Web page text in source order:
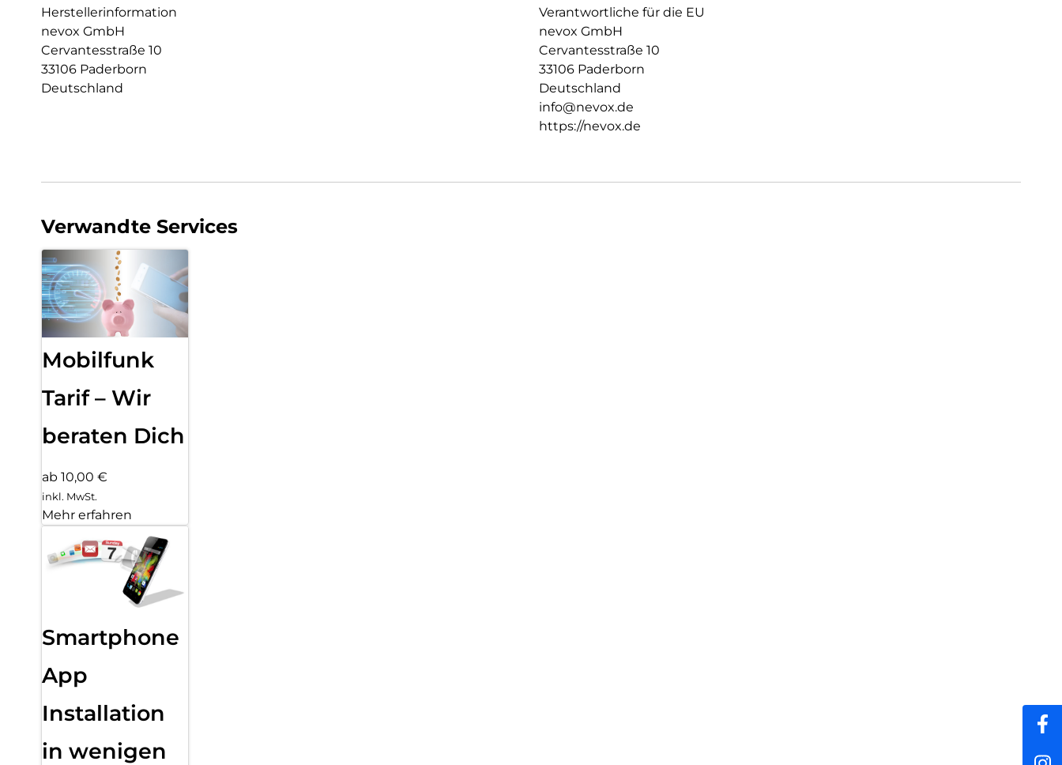
Herstellerinformation
nevox GmbH
Cervantesstraße 10
33106 Paderborn
Deutschland
Verantwortliche für die EU
nevox GmbH
Cervantesstraße 10
33106 Paderborn
Deutschland
info@nevox.de
https://nevox.de
Verwandte Services
Mobilfunk
Tarif – Wir
beraten Dich
ab 10,00 €
inkl. MwSt.
Mehr erfahren
Smartphone
App
Installation
in wenigen